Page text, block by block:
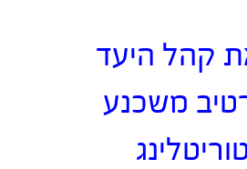
קהל היעד
משכנע